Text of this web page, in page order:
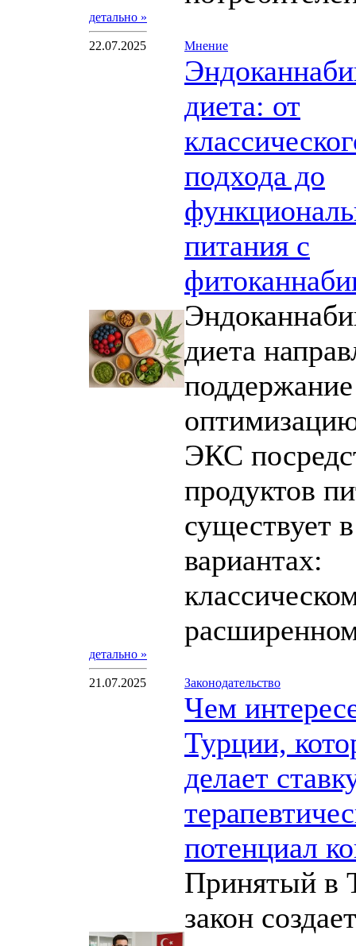
детально »
22.07.2025 Мнение
диета: от
подхода до
питания с
диета
ЭКС
продуктов
существует
вариантах:
детально »
21.07.2025 Законодательство
Чем
Турции,
делает
потенциал
Принятый в
закон создает